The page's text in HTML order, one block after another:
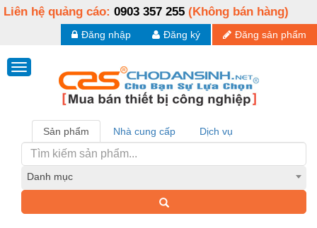
Liên hệ quảng cáo: 0903 357 255 (Không bán hàng)
Đăng sản phẩm
Đăng ký
Đăng nhập
Sản phẩm Nhà cung cấp Dịch vụ
Danh mục